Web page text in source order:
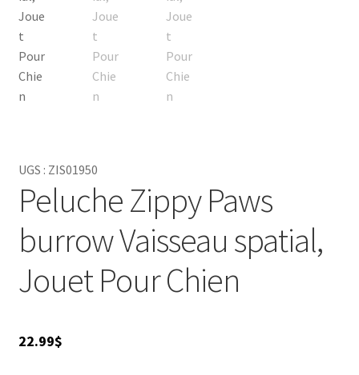
UGS : ZIS01950
Peluche Zippy Paws
burrow Vaisseau spatial,
Jouet Pour Chien
22.99$